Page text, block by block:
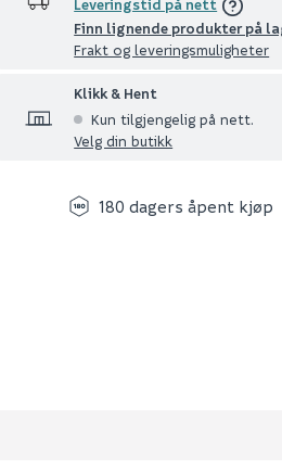
Leveringstid på nett
Finn lignende produkter på
Frakt og leveringsmuligheter
Klikk & Hent
Kun tilgjengelig på nett.
Velg din butikk
180 dagers åpent kjøp